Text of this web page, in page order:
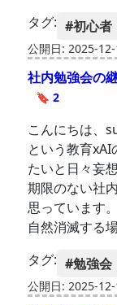
タグ: #初心者
公開日: 2025-
社内勉強会の
🔖 2
こんにちは、
という教育xAI
たいと日々妄
期限のない社
思っています
自然消滅する
タグ: #勉強会
公開日: 2025-